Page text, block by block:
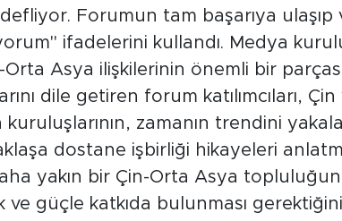
Forumun tam başarıya ulaşıp
ifadelerini kullandı. Medya
Orta Asya ilişkilerinin önemli bir
dile getiren forum katılımcıları,
zamanın trendini
dostane işbirliği hikayeleri
yakın bir Çin-Orta Asya
ve güçle katkıda bulunması